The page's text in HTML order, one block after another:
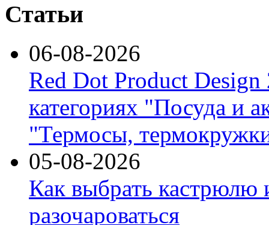
Статьи
06-08-2026
Red Dot Product Design
категориях "Посуда и
"Термосы,
05-08-2026
Как выбрать кастрюлю
разочароваться